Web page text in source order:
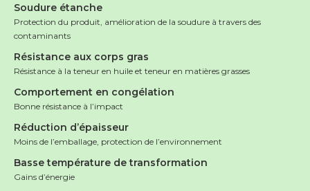
Soudure étanche
Protection du produit, amélioration de la soudure à travers des
contaminants
Résistance aux corps gras
Résistance à la teneur en huile et teneur en matières grasses
Comportement en congélation
Bonne résistance à l’impact
Réduction d’épaisseur
Moins de l’emballage, protection de l’environnement
Basse température de transformation
Gains d’énergie